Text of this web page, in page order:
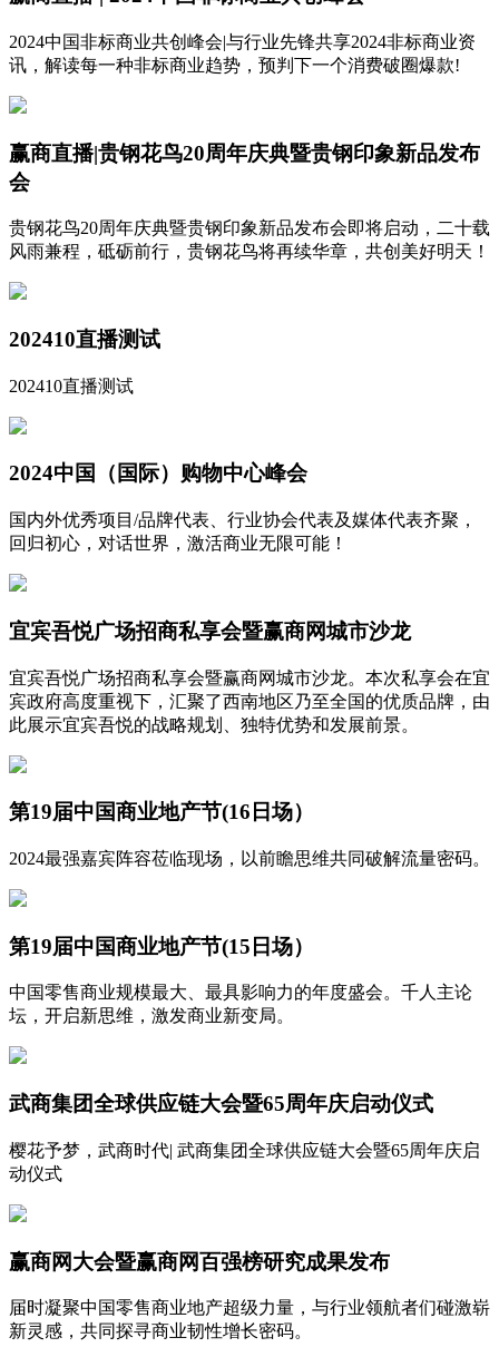
2024中国非标商业共创峰会|与行业先锋共享2024非标商业资
讯，解读每一种非标商业趋势，预判下一个消费破圈爆款!
赢商直播|贵钢花鸟20周年庆典暨贵钢印象新品发布
会
贵钢花鸟20周年庆典暨贵钢印象新品发布会即将启动，二十载
风雨兼程，砥砺前行，贵钢花鸟将再续华章，共创美好明天！
202410直播测试
202410直播测试
2024中国（国际）购物中心峰会
国内外优秀项目/品牌代表、行业协会代表及媒体代表齐聚，
回归初心，对话世界，激活商业无限可能！
宜宾吾悦广场招商私享会暨赢商网城市沙龙
宜宾吾悦广场招商私享会暨赢商网城市沙龙。本次私享会在宜
宾政府高度重视下，汇聚了西南地区乃至全国的优质品牌，由
此展示宜宾吾悦的战略规划、独特优势和发展前景。
第19届中国商业地产节(16日场）
2024最强嘉宾阵容莅临现场，以前瞻思维共同破解流量密码。
第19届中国商业地产节(15日场）
中国零售商业规模最大、最具影响力的年度盛会。千人主论
坛，开启新思维，激发商业新变局。
武商集团全球供应链大会暨65周年庆启动仪式
樱花予梦，武商时代| 武商集团全球供应链大会暨65周年庆启
动仪式
赢商网大会暨赢商网百强榜研究成果发布
届时凝聚中国零售商业地产超级力量，与行业领航者们碰激崭
新灵感，共同探寻商业韧性增长密码。